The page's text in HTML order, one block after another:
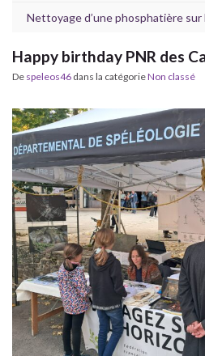
Nettoyage d’une phosphatière
Happy birthday PNR des
De speleos46 dans la catégorieNon classé